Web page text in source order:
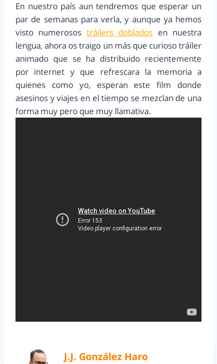
En nuestro país aun tendremos que esperar un
par de semanas para verla, y aunque ya hemos
visto numerosos tráilers doblados en nuestra
lengua, ahora os traigo un más que curioso tráiler
animado que se ha distribuido recientemente
por internet y que refrescara la memoria a
quienes como yo, esperan este film donde
asesinos y viajes en el tiempo se mezclan de una
forma muy pero que muy llamativa.
J.J. González Haro